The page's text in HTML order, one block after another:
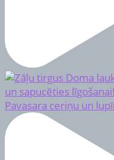
Pavasara ceriņu un